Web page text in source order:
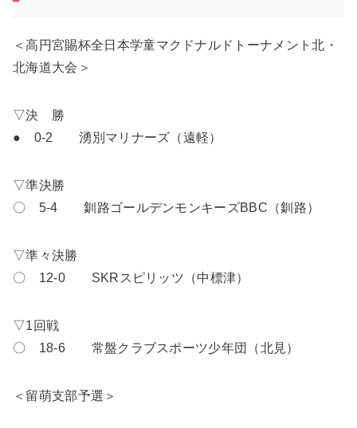
＜高円宮賜杯全日本学童マクドナルドトーナメント北・
北海道大会＞
▽決 勝
● 0-2 湧別マリナーズ（遠軽）
▽準決勝
〇 5-4 釧路ゴールデンモンキーズBBC（釧路）
▽準々決勝
〇 12-0 SKRスピリッツ（中標津）
▽1回戦
〇 18-6 常盤クラブスポーツ少年団（北見）
＜留萌支部予選＞